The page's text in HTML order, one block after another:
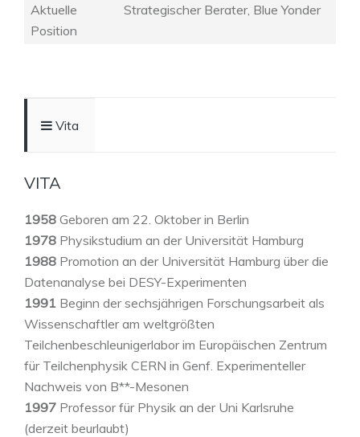
Aktuelle
Position
Strategischer Berater, Blue Yonder
Vita
VITA
1958 Geboren am 22. Oktober in Berlin
1978 Physikstudium an der Universität Hamburg
1988 Promotion an der Universität Hamburg über die
Datenanalyse bei DESY-Experimenten
1991 Beginn der sechsjährigen Forschungsarbeit als
Wissenschaftler am weltgrößten
Teilchenbeschleunigerlabor im Europäischen Zentrum
für Teilchenphysik CERN in Genf. Experimenteller
Nachweis von B**-Mesonen
1997 Professor für Physik an der Uni Karlsruhe
(derzeit beurlaubt)